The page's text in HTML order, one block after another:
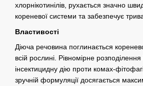
хлорнікотинілів, рухається значно
кореневої системи та забезпечує
Властивості
Діюча речовина поглинається
всій рослині. Рівномірне
інсектицидну дію проти комах-
зручній формуляції досягається